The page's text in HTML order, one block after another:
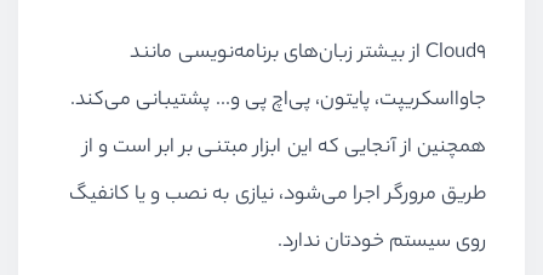
Cloud9 از بیشتر زبان‌های برنامه‌نویسی مانند
جاوااسکریپت، پایتون، پی‌اچ پی و... پشتیبانی می‌کند.
همچنین از آنجایی که این ابزار مبتنی بر ابر است و از
طریق مرورگر اجرا می‌شود، نیازی به نصب و یا کانفیگ
روی سیستم خودتان ندارد.